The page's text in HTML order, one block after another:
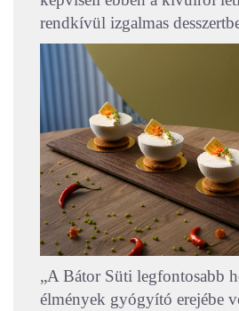
rendkívül izgalmas
„A Bátor Süti legfontosabb
élmények gyógyító erejébe